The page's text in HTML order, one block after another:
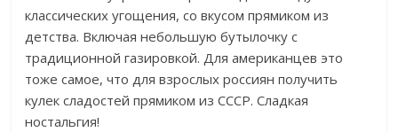
классических угощения, со вкусом прямиком из
детства. Включая небольшую бутылочку с
традиционной газировкой. Для американцев это
тоже самое, что для взрослых россиян получить
кулек сладостей прямиком из СССР. Сладкая
ностальгия!